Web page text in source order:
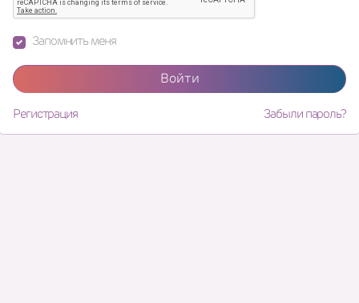
Запомнить меня
Войти
Регистрация Забыли пароль?